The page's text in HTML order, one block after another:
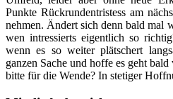
Punkte Rückrundentristess am
nehmen. Ändert sich denn bald mal
wen intressierts eigentlich so
wenn es so weiter plätschert
ganzen Sache und hoffe es geht
bitte für die Wende? In stetiger